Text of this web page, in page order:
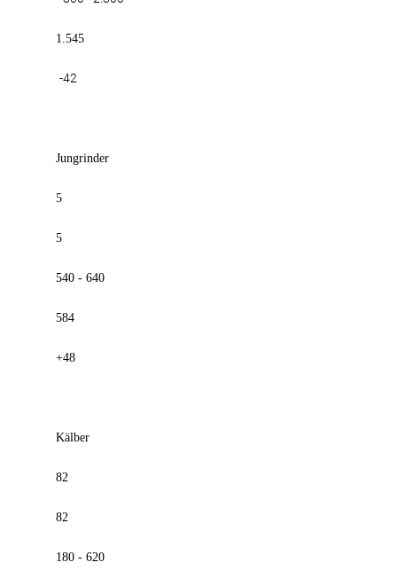
1.545
-42
Jungrinder
5
5
540 - 640
584
+48
Kälber
82
82
180 - 620